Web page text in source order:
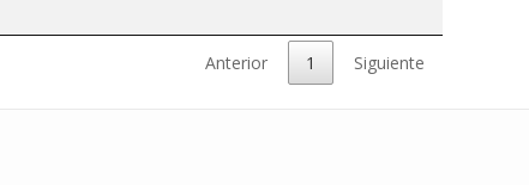
Anterior 1 Siguiente